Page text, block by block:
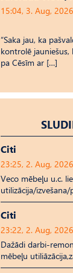
15:04, 3. Aug, 2026
“Saka jau, ka
kontrolē
pa Cēsīm ar […]
Citi
23:25, 2. Aug, 2026
Veco mēbeļu u.c.
utilizācija/
Citi
23:22, 2. Aug, 2026
Dažādi darbi-
mēbeļu